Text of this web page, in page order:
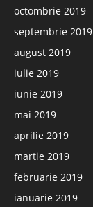
octombrie 2019
septembrie 2019
august 2019
iulie 2019
iunie 2019
mai 2019
aprilie 2019
martie 2019
februarie 2019
ianuarie 2019